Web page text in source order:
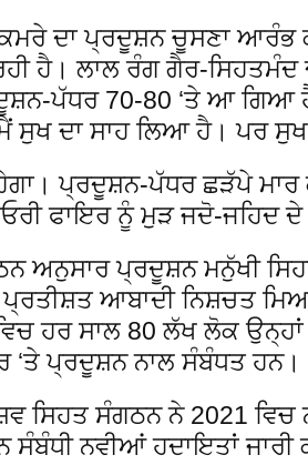
ਦਾ ਪ੍ਰਦੂਸ਼ਨ ਚੂਸਣਾ ਆਰੰਭ
ਹੈ। ਲਾਲ ਰੰਗ ਗੈਰ-ਸਿਹਤਮੰਦ
ਪੱਧਰ 70-80 ‘ਤੇ ਆ ਗਿਆ
ਦਾ ਸਾਹ ਲਿਆ ਹੈ। ਪਰ ਸੁਖ
ਪ੍ਰਦੂਸ਼ਨ-ਪੱਧਰ ਛੜੱਪੇ ਮਾਰ
ਫਾਇਰ ਨੂੰ ਮੁੜ ਜਦੋ-ਜਹਿਦ
ਅਨੁਸਾਰ ਪ੍ਰਦੂਸ਼ਨ ਮਨੁੱਖੀ
ਪ੍ਰਤੀਸ਼ਤ ਆਬਾਦੀ ਨਿਸ਼ਚਤ
ਹਰ ਸਾਲ 80 ਲੱਖ ਲੋਕ
‘ਤੇ ਪ੍ਰਦੂਸ਼ਨ ਨਾਲ ਸੰਬੰਧਤ ਹਨ।
ਸਿਹਤ ਸੰਗਠਨ ਨੇ 2021
ਸੰਬੰਧੀ ਨਵੀਆਂ ਹਦਾਇਤਾਂ